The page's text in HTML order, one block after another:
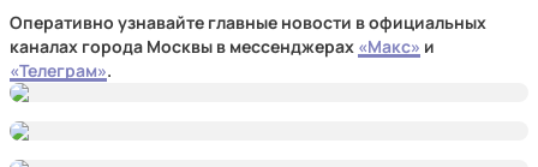
Оперативно узнавайте главные новости в официальных
каналах города Москвы в мессенджерах «Макс» и
«Телеграм».